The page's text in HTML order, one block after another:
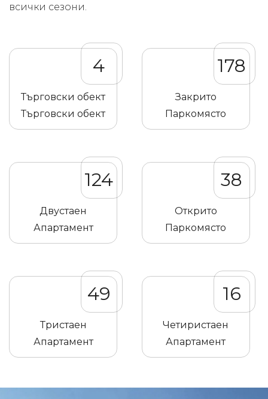
всички сезони.
4
Търговски обект
Търговски обект
178
Закрито
Паркомясто
124
Двустаен
Апартамент
38
Открито
Паркомясто
49
Тристаен
Апартамент
16
Четиристаен
Апартамент